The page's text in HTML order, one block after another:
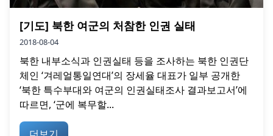
[기도] 북한 여군의 처참한 인권 실태
2018-08-04
북한 내부소식과 인권실태 등을 조사하는 북한 인권단
체인 ‘겨레얼통일연대’의 장세율 대표가 일부 공개한
‘북한 특수부대와 여군의 인권실태조사 결과보고서’에
따르면, ‘군에 복무할...